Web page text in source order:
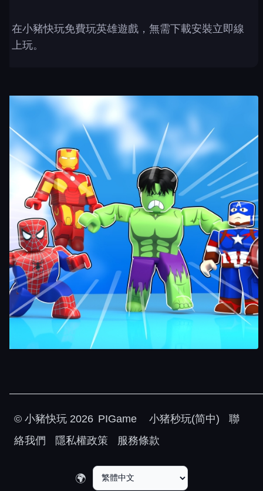
在小豬快玩免費玩英雄遊戲，無需下載安裝立即線
上玩。
© 小豬快玩 2026 PIGame 小猪秒玩(简中)
聯
絡我們
隱私權政策 服務條款
🌍